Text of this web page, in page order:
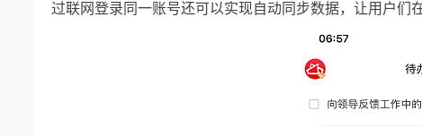
过联网登录同一账号还可以实现自动同步数据，让用户们